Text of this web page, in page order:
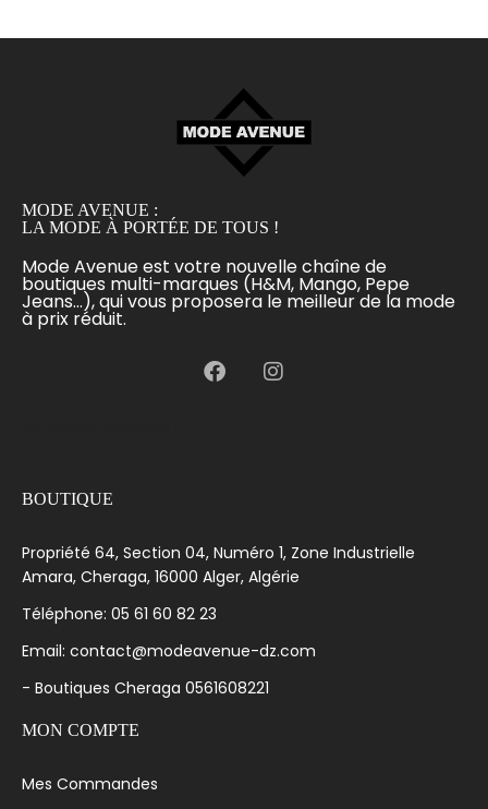
MODE AVENUE :
LA MODE À PORTÉE DE TOUS !
Mode Avenue est votre nouvelle chaîne de
boutiques multi-marques (H&M, Mango, Pepe
Jeans...), qui vous proposera le meilleur de la mode
à prix réduit.
BOUTIQUE
Propriété 64, Section 04, Numéro 1, Zone Industrielle
Amara, Cheraga, 16000 Alger, Algérie
Téléphone: 05 61 60 82 23
Email: contact@modeavenue-dz.com
- Boutiques Cheraga 0561608221
MON COMPTE
Mes Commandes